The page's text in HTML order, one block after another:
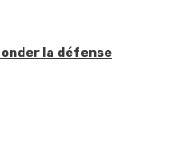
la défense